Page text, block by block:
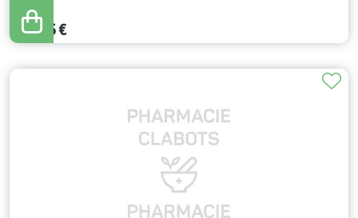
16,95
15,25€